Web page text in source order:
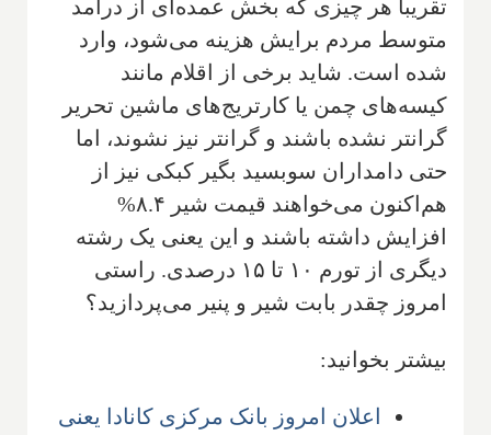
تقریباً هر چیزی که بخش عمده‌ای از درآمد
متوسط مردم برایش هزینه می‌شود، وارد
شده است. شاید برخی از اقلام مانند
کیسه‌های چمن یا کارتریج‌های ماشین تحریر
گرانتر نشده باشند و گرانتر نیز نشوند، اما
حتی دامداران سوبسید بگیر کبکی نیز از
هم‌اکنون می‌خواهند قیمت شیر ۸.۴%
افزایش داشته باشند و این یعنی یک رشته
دیگری از تورم ۱۰ تا ۱۵ درصدی. راستی
امروز چقدر بابت شیر و پنیر می‌پردازید؟
بیشتر بخوانید:
اعلان امروز بانک مرکزی کانادا یعنی